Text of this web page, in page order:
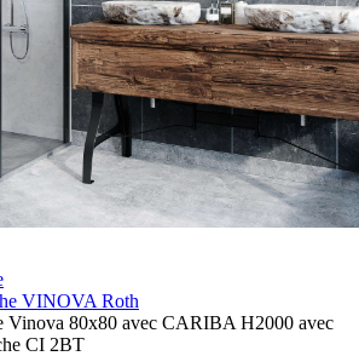
VINOVA Roth
Vinova 80x80 avec CARIBA H2000 avec
CI 2BT